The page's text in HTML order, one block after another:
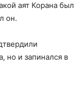
аят Корана был
он.
но и запинался в